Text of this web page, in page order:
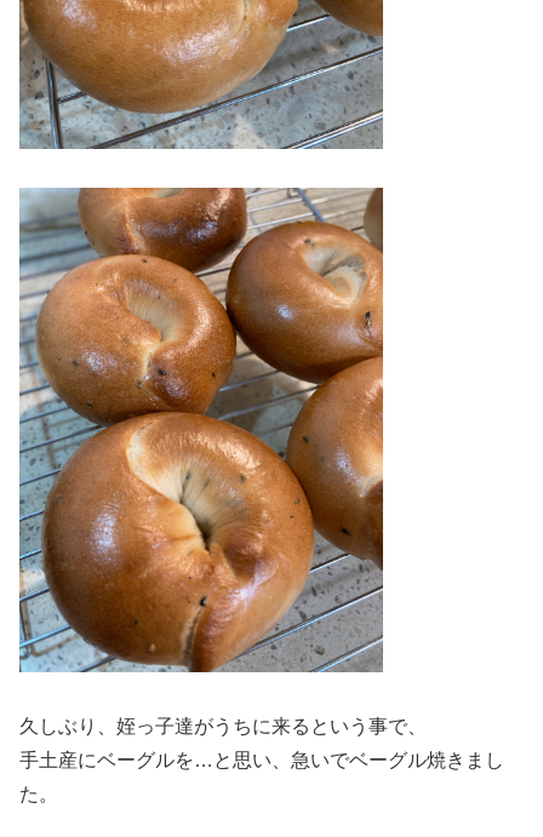
久しぶり、姪っ子達がうちに来るという事で、
手土産にベーグルを…と思い、急いでベーグル焼きまし
た。